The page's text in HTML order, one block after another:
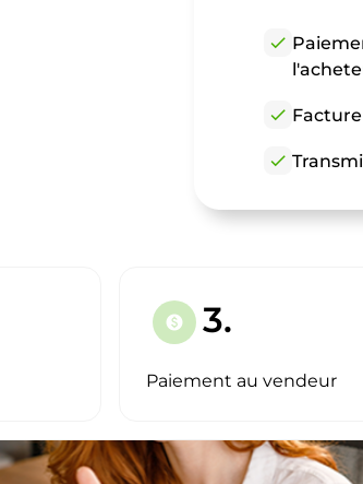
check
check
check
paid 3.
Paiement au vendeur